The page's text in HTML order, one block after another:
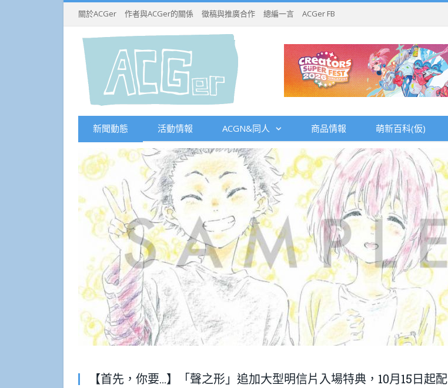
關於ACGer 作者與ACGer的關係 徵稿與推廣合作 總編一言 ACGer FB
新聞動態 活動情報 ACGN&同人 商品情報 萌新百科(仮)
【首先，你要…】「聲之形」追加大型明信片入場特典，10月15日起配